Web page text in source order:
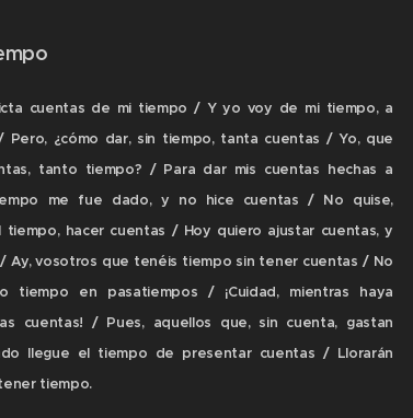
cuentas de mi tiempo / Y yo voy de mi tiempo, a
Pero, ¿cómo dar, sin tiempo, tanta cuentas / Yo, que
tanto tiempo? / Para dar mis cuentas hechas a
me fue dado, y no hice cuentas / No quise,
tiempo, hacer cuentas / Hoy quiero ajustar cuentas, y
Ay, vosotros que tenéis tiempo sin tener cuentas / No
tiempo en pasatiempos / ¡Cuidad, mientras haya
cuentas! / Pues, aquellos que, sin cuenta, gastan
llegue el tiempo de presentar cuentas / Llorarán
tiempo.